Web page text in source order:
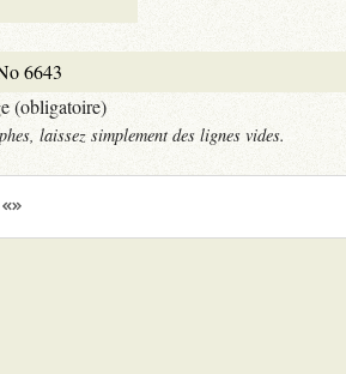
(obligatoire)
laissez simplement des lignes vides.